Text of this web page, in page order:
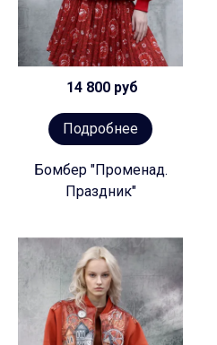
14 800 руб
Подробнее
Бомбер "Променад.
Праздник"